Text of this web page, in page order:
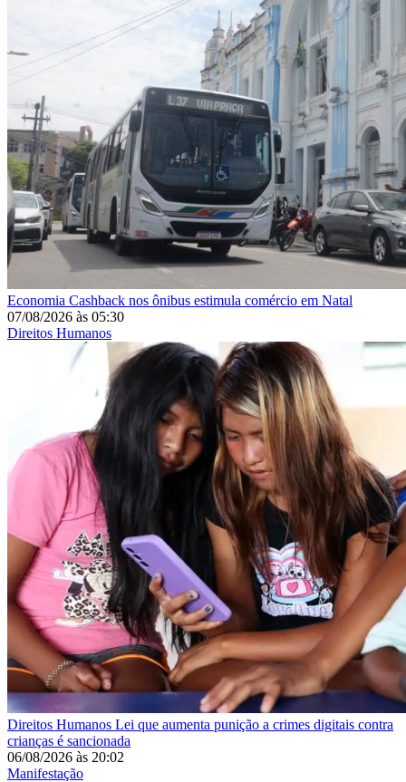
Economia Cashback nos ônibus estimula comércio em Natal
07/08/2026 às 05:30
Direitos Humanos
Direitos Humanos Lei que aumenta punição a crimes digitais contra
crianças é sancionada
06/08/2026 às 20:02
Manifestação